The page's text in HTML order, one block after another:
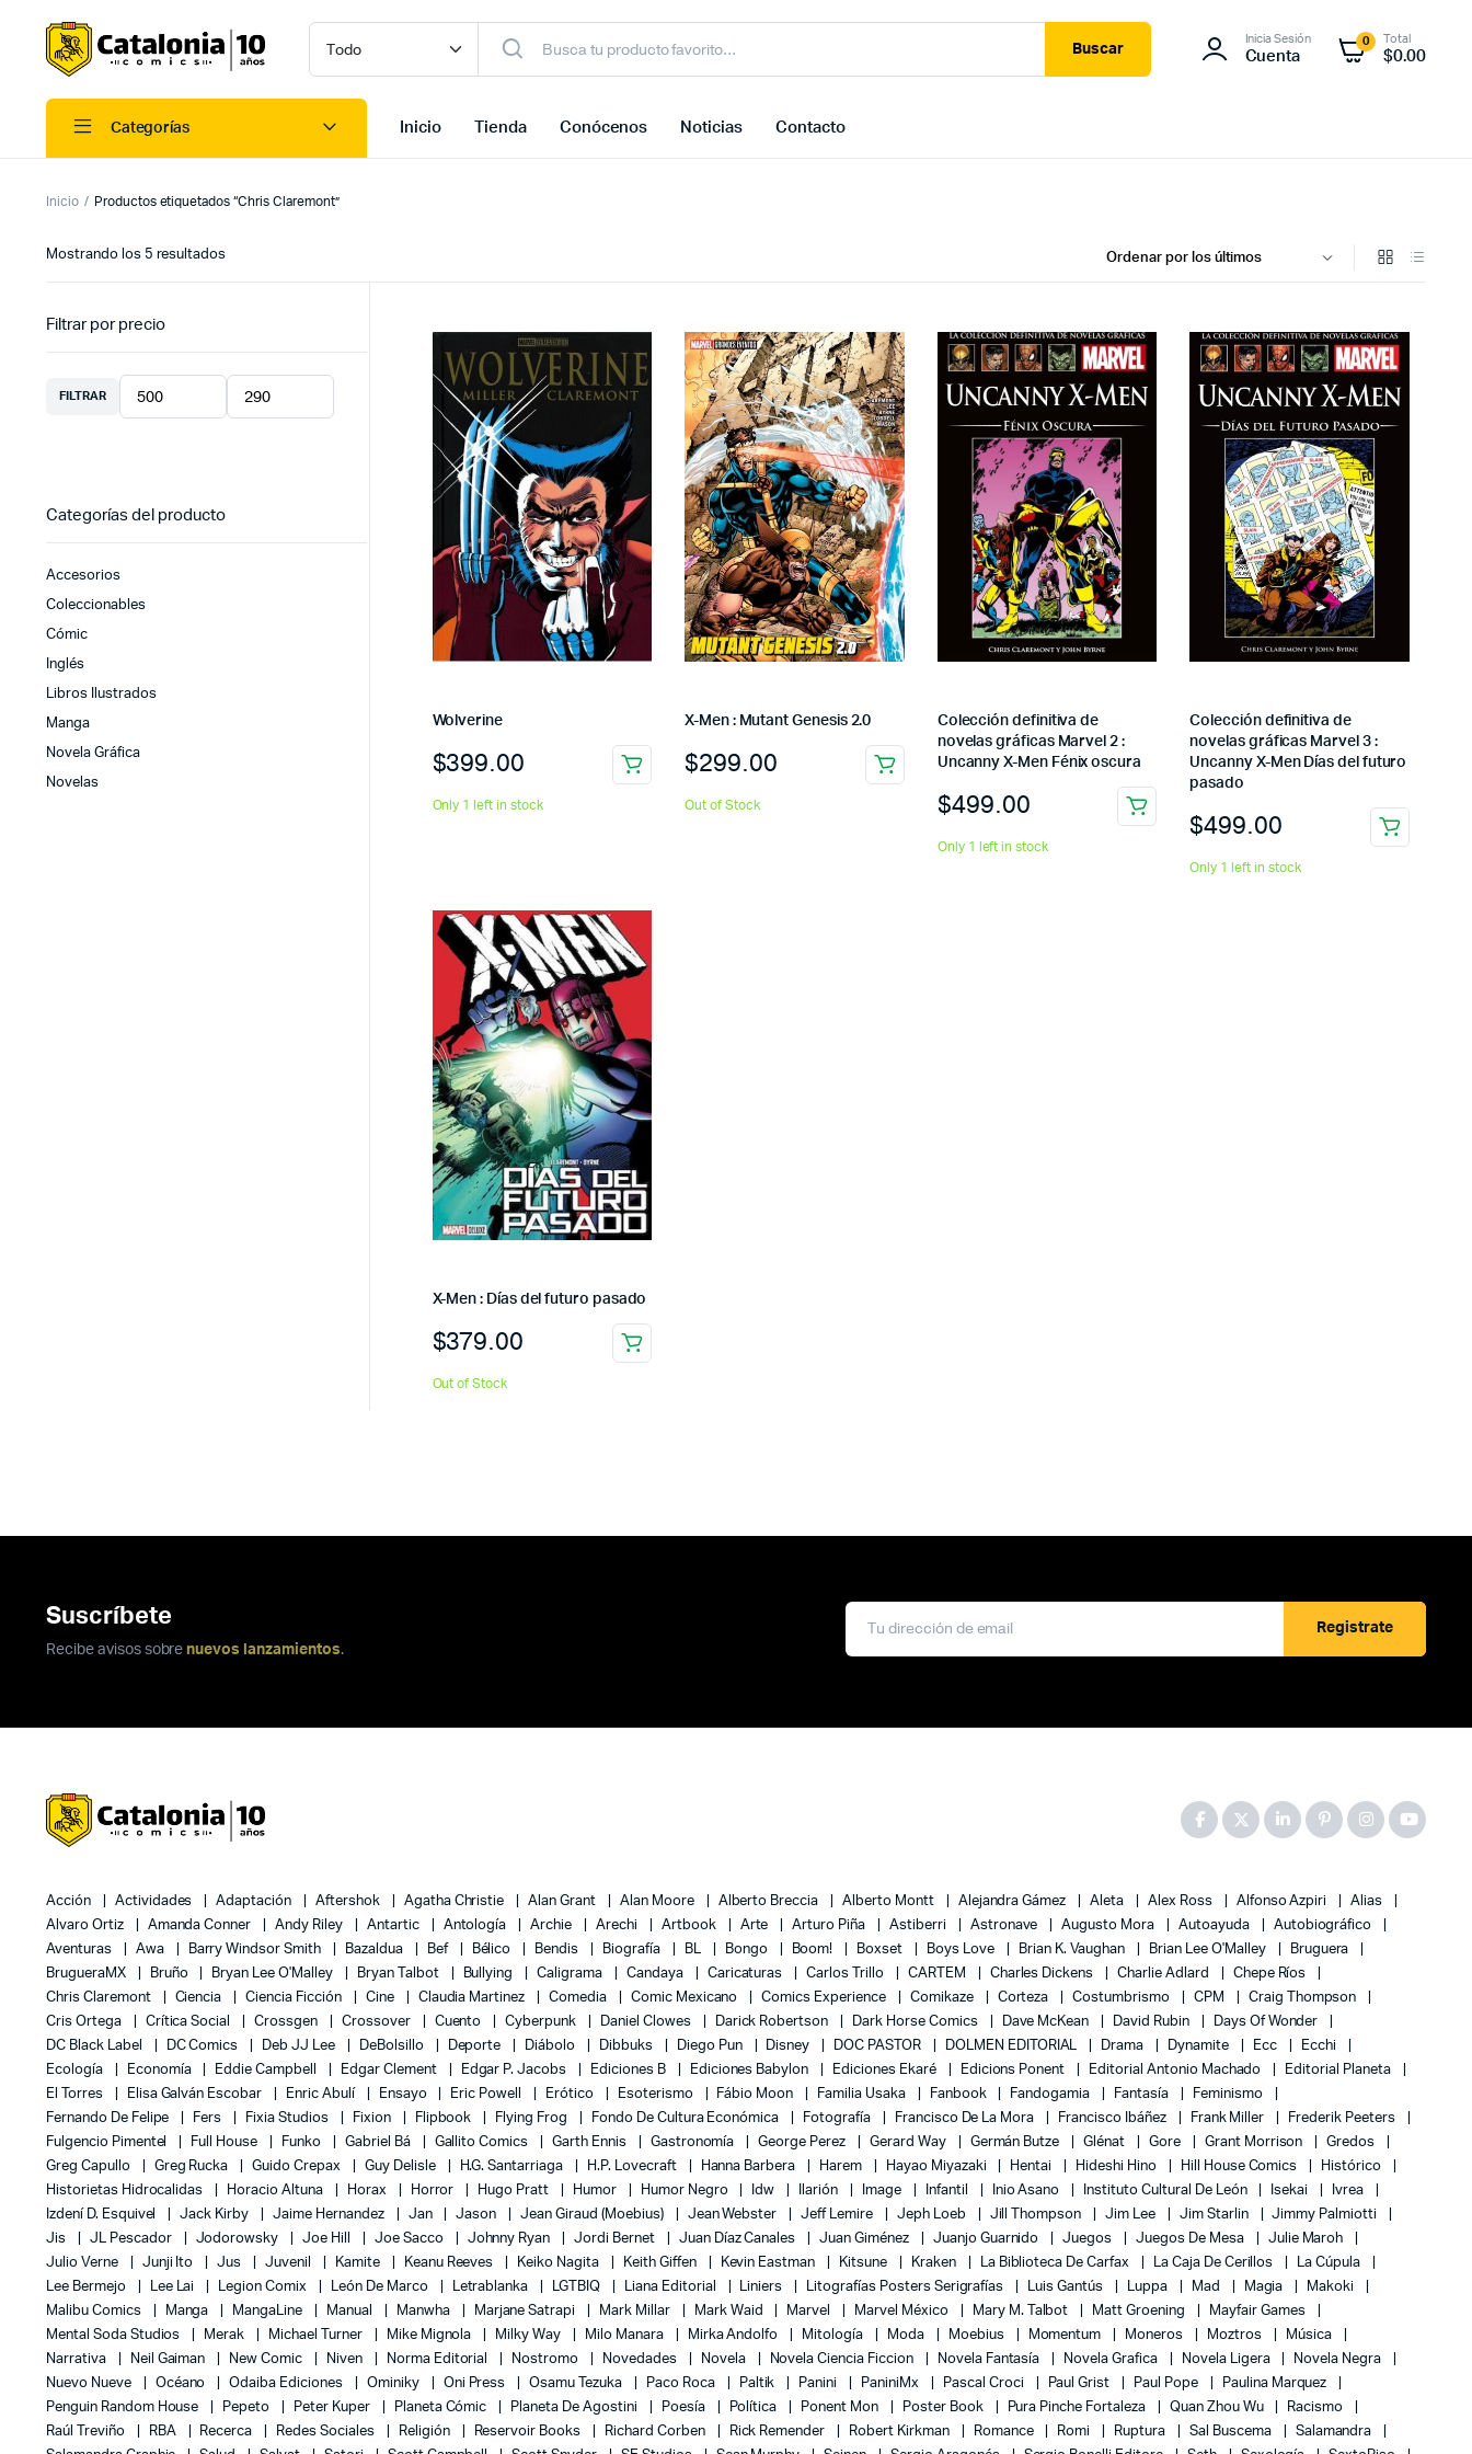
Buscar
Inicia Sesión
Cuenta
0 Total
$0.00
Categorías Inicio Tienda Conócenos Noticias Contacto
Inicio Productos etiquetados “Chris Claremont”
Mostrando los 5 resultadosOrdenado
Wolverine
$399.00
Only 1 left in stock
X-Men : Mutant Genesis 2.0
$299.00
Out of Stock
Colección definitiva de
novelas gráficas Marvel 2 :
Uncanny X-Men Fénix oscura
$499.00
Only 1 left in stock
Colección definitiva de
novelas gráficas Marvel 3 :
Uncanny X-Men Días del futuro
pasado
$499.00
Only 1 left in stock
X-Men : Días del futuro pasado
$379.00
Out of Stock
Filtrar por precio
FILTRAR
Categorías del producto
Accesorios
Coleccionables
Cómic
Inglés
Libros Ilustrados
Manga
Novela Gráfica
Novelas
Suscríbete
Recibe avisos sobre nuevos lanzamientos.
Registrate
Acción Actividades Adaptación Aftershok Agatha Christie Alan Grant Alan Moore Alberto Breccia Alberto Montt Alejandra Gámez Aleta Alex Ross Alfonso Azpiri
Alias
Alvaro Ortiz
Amanda Conner Andy Riley Antartic Antología Archie Arechi Artbook Arte Arturo Piña Astiberri Astronave Augusto Mora Autoayuda
Autobiográfico
Aventuras
Awa Barry Windsor Smith Bazaldua Bef Bélico Bendis Biografía BL Bongo Boom! Boxset Boys Love Brian K. Vaughan Brian Lee O'Malley
Bruguera
BrugueraMX
Bruño Bryan Lee O'Malley Bryan Talbot Bullying Caligrama Candaya Caricaturas Carlos Trillo CARTEM Charles Dickens Charlie Adlard
Chepe Ríos
Chris Claremont
Ciencia Ciencia Ficción Cine Claudia Martinez Comedia Comic Mexicano Comics Experience Comikaze Corteza Costumbrismo CPM
Craig Thompson
Cris Ortega
Crítica Social Crossgen Crossover Cuento Cyberpunk Daniel Clowes Darick Robertson Dark Horse Comics Dave McKean David Rubin
Days Of Wonder
DC Black Label
DC Comics Deb JJ Lee DeBolsillo Deporte Diábolo Dibbuks Diego Pun Disney DOC PASTOR DOLMEN EDITORIAL Drama Dynamite Ecc
Ecchi
Ecología
Economía Eddie Campbell Edgar Clement Edgar P. Jacobs Ediciones B Ediciones Babylon Ediciones Ekaré Edicions Ponent Editorial Antonio Machado
Editorial Planeta
El Torres
Elisa Galván Escobar Enric Abulí Ensayo Eric Powell Erótico Esoterismo Fábio Moon Familia Usaka Fanbook Fandogamia Fantasía
Feminismo
Fernando De Felipe
Fers Fixia Studios Fixion Flipbook Flying Frog Fondo De Cultura Económica Fotografía Francisco De La Mora Francisco Ibáñez Frank Miller
Frederik Peeters
Fulgencio Pimentel
Full House Funko Gabriel Bá Gallito Comics Garth Ennis Gastronomía George Perez Gerard Way Germán Butze Glénat Gore Grant Morrison
Gredos
Greg Capullo
Greg Rucka Guido Crepax Guy Delisle H.G. Santarriaga H.P. Lovecraft Hanna Barbera Harem Hayao Miyazaki Hentai Hideshi Hino Hill House Comics
Histórico
Historietas Hidrocalidas
Horacio Altuna Horax Horror Hugo Pratt Humor Humor Negro Idw Ilarión Image Infantil Inio Asano Instituto Cultural De León Isekai
Ivrea
Izdení D. Esquivel
Jack Kirby Jaime Hernandez Jan Jason Jean Giraud (Moebius) Jean Webster Jeff Lemire Jeph Loeb Jill Thompson Jim Lee Jim Starlin
Jimmy Palmiotti
Jis
JL Pescador Jodorowsky Joe Hill Joe Sacco Johnny Ryan Jordi Bernet Juan Díaz Canales Juan Giménez Juanjo Guarnido Juegos Juegos De Mesa
Julie Maroh
Julio Verne
Junji Ito Jus Juvenil Kamite Keanu Reeves Keiko Nagita Keith Giffen Kevin Eastman Kitsune Kraken La Biblioteca De Carfax La Caja De Cerillos
La Cúpula
Lee Bermejo
Lee Lai Legion Comix León De Marco Letrablanka LGTBIQ Liana Editorial Liniers Litografías Posters Serigrafías Luis Gantús Luppa Mad Magia
Makoki
Malibu Comics
Manga MangaLine Manual Manwha Marjane Satrapi Mark Millar Mark Waid Marvel Marvel México Mary M. Talbot Matt Groening
Mayfair Games
Mental Soda Studios
Merak Michael Turner Mike Mignola Milky Way Milo Manara Mirka Andolfo Mitología Moda Moebius Momentum Moneros Moztros
Música
Narrativa
Neil Gaiman New Comic Niven Norma Editorial Nostromo Novedades Novela Novela Ciencia Ficcion Novela Fantasía Novela Grafica Novela Ligera
Novela Negra
Nuevo Nueve
Océano Odaiba Ediciones Ominiky Oni Press Osamu Tezuka Paco Roca Paltik Panini PaniniMx Pascal Croci Paul Grist Paul Pope
Paulina Marquez
Penguin Random House
Pepeto Peter Kuper Planeta Cómic Planeta De Agostini Poesía Política Ponent Mon Poster Book Pura Pinche Fortaleza Quan Zhou Wu
Racismo
Raúl Treviño
RBA Recerca Redes Sociales Religión Reservoir Books Richard Corben Rick Remender Robert Kirkman Romance Romi Ruptura Sal Buscema
Salamandra